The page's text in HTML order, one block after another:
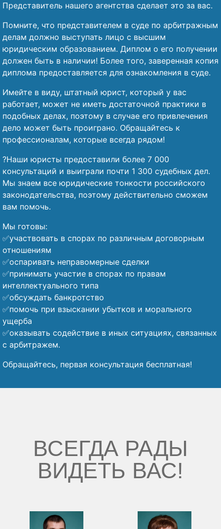
Представитель нашего агентства сделает это за вас.
Помните, что представителем в суде по арбитражным
делам должно выступать лицо с высшим
юридическим образованием. Диплом о его получении
должен быть в наличии! Более того, заверенная копия
диплома предоставляется для ознакомления в суде.
Имейте в виду, штатный юрист, который у вас
работает, может не иметь достаточной практики в
подобных делах, поэтому в случае его привлечения
дело может быть проиграно. Обращайтесь к
профессионалам, которые всегда рядом!
?Наши юристы предоставили более 7 000
консультаций и выиграли почти 1 300 судебных дел.
Мы знаем все юридические тонкости российского
законодательства, поэтому действительно сможем
вам помочь.
Мы готовы:
✅участвовать в спорах по различным договорным
отношениям
✅оспаривать неправомерные сделки
✅принимать участие в спорах по правам
интеллектуального типа
✅обсуждать банкротство
✅помочь при взыскании убытков и морального
ущерба
✅оказывать содействие в иных ситуациях, связанных
с арбитражем.
Обращайтесь, первая консультация бесплатная!
ВСЕГДА РАДЫ
ВИДЕТЬ ВАС!